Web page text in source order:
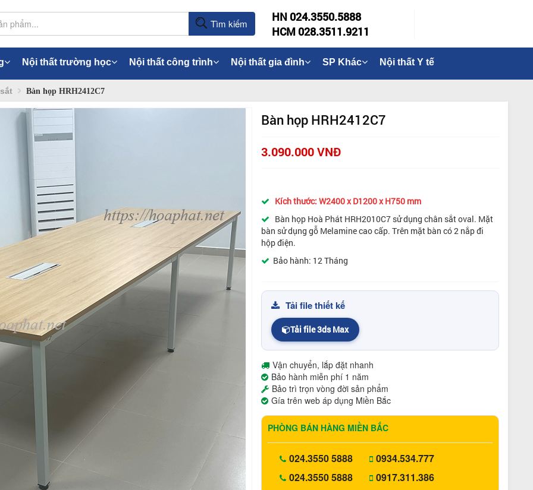
Tìm kiếm
HN 024.3550.5888
HCM 028.3511.9211
Nội thất trường học Nội thất công trình Nội thất gia đình SP Khác Nội thất Y tế
Bàn họp HRH2412C7
Bàn họp HRH2412C7
3.090.000 VNĐ
Kích thước: W2400 x D1200 x H750 mm
Bàn họp Hoà Phát HRH2010C7 sử dụng chân sắt oval. Mặt
bàn sử dụng gỗ Melamine cao cấp. Trên mặt bàn có 2 nắp đi
hộp điện.
Bảo hành: 12 Tháng
Tải file thiết kế
Tải file 3ds Max
Vận chuyển, lắp đặt nhanh
Bảo hành miễn phí 1 năm
Bảo trì trọn vòng đời sản phẩm
Gía trên web áp dụng Miền Bắc
PHÒNG BÁN HÀNG MIỀN BẮC
024.3550 5888
024.3550 5888
0934.534.777
0917.311.386